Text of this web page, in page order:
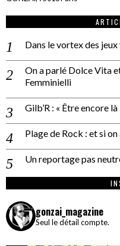
Dans le vortex des
On a parlé Dolce Vita
Femminielli
Gilb’R : « Être encore
Plage de Rock : et si
Un reportage pas
gonzai_magazine
Seul le détail compte.